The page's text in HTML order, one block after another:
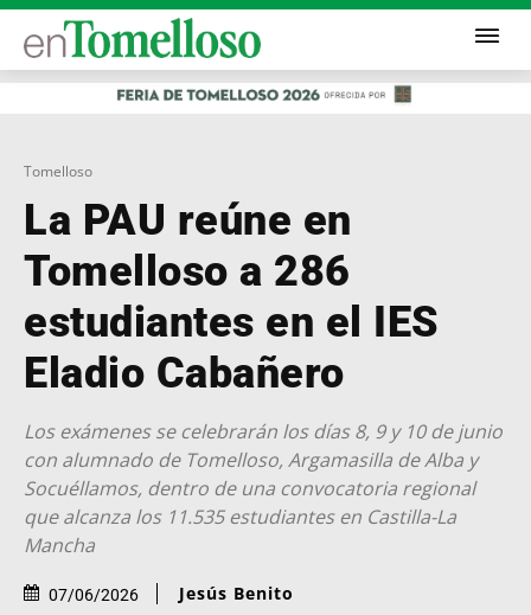
Tomelloso
La PAU reúne en
Tomelloso a 286
estudiantes en el IES
Eladio Cabañero
Los exámenes se celebrarán los días 8, 9 y 10 de junio
con alumnado de Tomelloso, Argamasilla de Alba y
Socuéllamos, dentro de una convocatoria regional
que alcanza los 11.535 estudiantes en Castilla-La
Mancha
07/06/2026 Jesús Benito